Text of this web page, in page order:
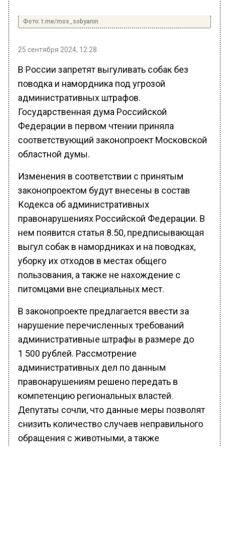
25 сентября 2024, 12:28
В России запретят выгуливать собак без
поводка и намордника под угрозой
административных штрафов.
Государственная дума Российской
Федерации в первом чтении приняла
соответствующий законопроект Московской
областной думы.
Изменения в соответствии с принятым
законопроектом будут внесены в состав
Кодекса об административных
правонарушениях Российской Федерации. В
нем появится статья 8.50, предписывающая
выгул собак в намордниках и на поводках,
уборку их отходов в местах общего
пользования, а также не нахождение с
питомцами вне специальных мест.
В законопроекте предлагается ввести за
нарушение перечисленных требований
административные штрафы в размере до
1 500 рублей. Рассмотрение
административных дел по данным
правонарушениям решено передать в
компетенцию региональных властей.
Депутаты сочли, что данные меры позволят
снизить количество случаев неправильного
обращения с животными, а также